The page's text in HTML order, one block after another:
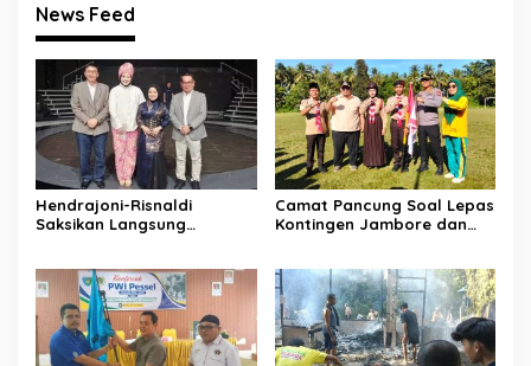
News Feed
Hendrajoni-Risnaldi
Saksikan Langsung
D’Academy 8 Menggelegar!
Camat Pancung Soal Lepas
Kontingen Jambore dan